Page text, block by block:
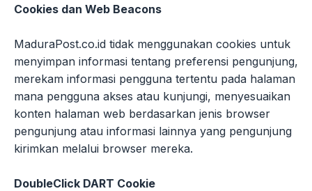
Cookies dan Web Beacons
MaduraPost.co.id tidak menggunakan cookies untuk
menyimpan informasi tentang preferensi pengunjung,
merekam informasi pengguna tertentu pada halaman
mana pengguna akses atau kunjungi, menyesuaikan
konten halaman web berdasarkan jenis browser
pengunjung atau informasi lainnya yang pengunjung
kirimkan melalui browser mereka.
DoubleClick DART Cookie